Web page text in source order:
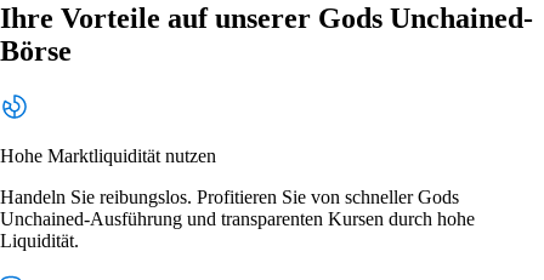
Ihre Vorteile auf unserer Gods Unchained-
Börse
Hohe Marktliquidität nutzen
Handeln Sie reibungslos. Profitieren Sie von schneller Gods
Unchained-Ausführung und transparenten Kursen durch hohe
Liquidität.